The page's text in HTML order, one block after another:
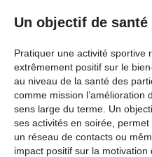
Un objectif de
Pratiquer une activité sportive
extrêmement positif sur le
au niveau de la santé des
comme mission l’amélioration
sens large du terme. Un
ses activités en soirée,
un réseau de contacts ou
impact positif sur la